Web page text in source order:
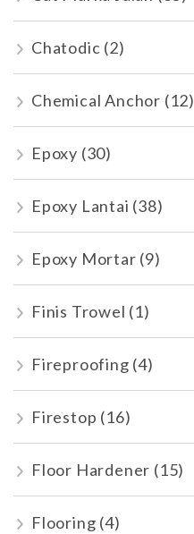
Chatodic (2)
Chemical Anchor (12)
Epoxy (30)
Epoxy Lantai (38)
Epoxy Mortar (9)
Finis Trowel (1)
Fireproofing (4)
Firestop (16)
Floor Hardener (15)
Flooring (4)